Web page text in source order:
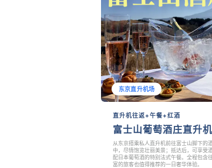
东京直升机场
直升机往返+午餐+红酒
富士山葡萄酒庄直升
从东京搭乘私人直升机前往富士山脚下的
中，尽情饱览壮丽美景；抵达后，可享受
配日本葡萄酒的特别法式午餐。全程包含
富的旅客也值得推荐的一日奢华体验。